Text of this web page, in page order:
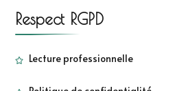
Respect RGPD
Lecture professionnelle